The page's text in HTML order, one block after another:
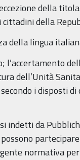
della
della
della lingua
l’accertamento
dell’Unità
i disposti
indetti da
normativa